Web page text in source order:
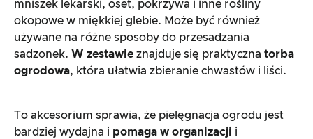
mniszek lekarski, oset, pokrzywa i inne rośliny
okopowe w miękkiej glebie. Może być również
używane na różne sposoby do przesadzania
sadzonek. W zestawie znajduje się praktyczna torba
ogrodowa, która ułatwia zbieranie chwastów i liści.
To akcesorium sprawia, że pielęgnacja ogrodu jest
bardziej wydajna i pomaga w organizacji i